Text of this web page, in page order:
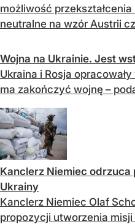
możliwość
neutralne na wzór Austrii
Wojna na Ukrainie. Jest
Ukraina i Rosja
ma zakończyć wojnę –
Kanclerz Niemiec
Ukrainy
Kanclerz Niemiec Olaf
propozycji utworzenia misji